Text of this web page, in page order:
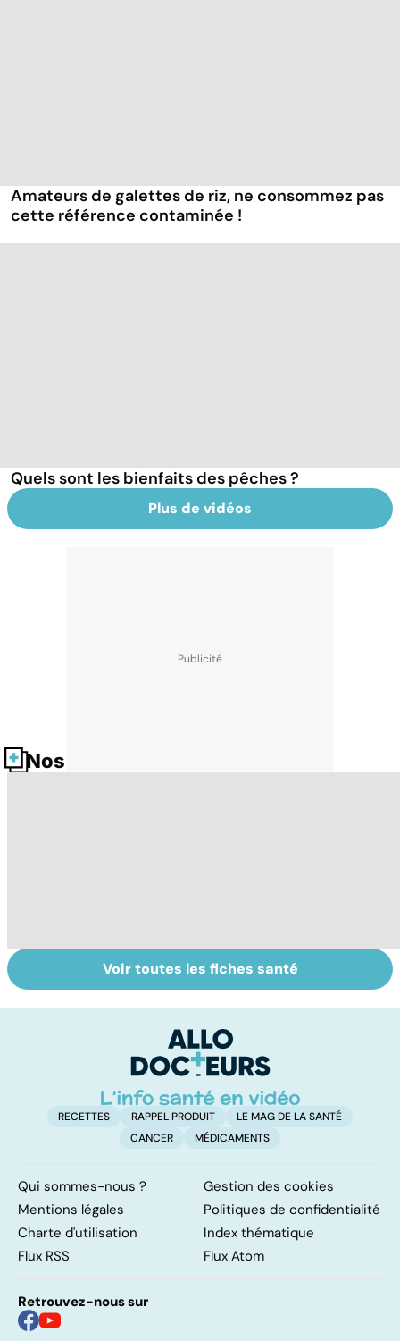
Amateurs de galettes de riz, ne consommez pas
cette référence contaminée !
Quels sont les bienfaits des pêches ?
Plus de vidéos
Nos fiches santé
Le magnésium,
un oligo-élément
Intestin irritable :
le régime
solution ?
Voir toutes les fiches santé
RECETTES RAPPEL PRODUIT
LE MAG DE LA SANTÉ
CANCER
MÉDICAMENTS
Qui sommes-nous ?
Gestion des cookies
Mentions légales
Politiques de confidentialité
Charte d'utilisation
Index thématique
Flux RSS
Flux Atom
Retrouvez-nous sur